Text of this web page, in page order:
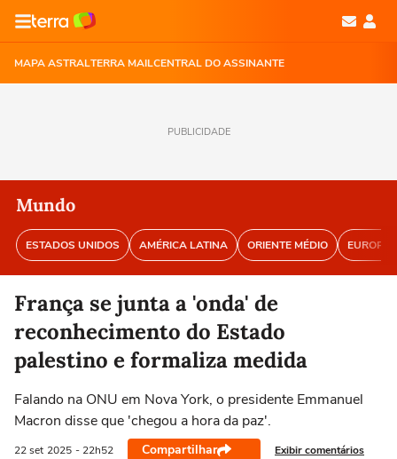
MAPA ASTRALTERRA MAILCENTRAL DO ASSINANTE
PUBLICIDADE
Mundo
ESTADOS UNIDOS AMÉRICA LATINA ORIENTE MÉDIO EUROPA
França se junta a 'onda' de
reconhecimento do Estado
palestino e formaliza medida
Falando na ONU em Nova York, o presidente Emmanuel
Macron disse que 'chegou a hora da paz'.
22 set 2025 - 22h52 Compartilhar Exibir comentários